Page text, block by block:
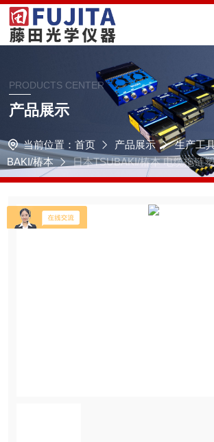
PRODUCTS CENTER
产品展示
当前位置： 首页 产品展示 生产工
BAKI/椿本
日本TSUBAKI/椿本 电缆拖链